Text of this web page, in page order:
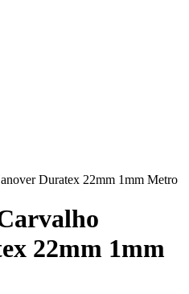
Duratex 22mm 1mm Metro
22mm 1mm